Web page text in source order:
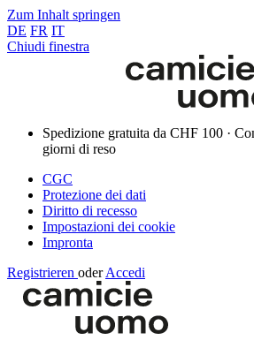
Zum Inhalt springen
DE FR IT
Chiudi finestra
Spedizione gratuita da CHF 100 ·
giorni di reso
CGC
Protezione dei dati
Diritto di recesso
Impostazioni dei cookie
Impronta
Registrieren oder Accedi